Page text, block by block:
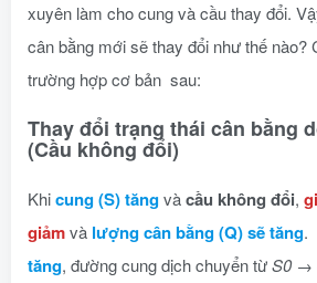
xuyên làm cho cung và cầu thay đổi.
cân bằng mới sẽ thay đổi như thế nào?
trường hợp cơ bản sau:
Thay đổi trạng thái cân bằng
(Cầu không đổi)
Khicung (S) tăngvàcầu không đổi,
giảmvà lượng cân bằng (Q) sẽ tăng.
tăng, đường cung dịch chuyển từS0 →